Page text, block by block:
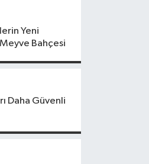
Yeni
Bahçesi
Daha Güvenli